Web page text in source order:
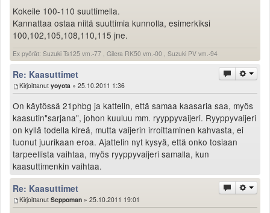
Kokeile 100-110 suuttimella.
Kannattaa ostaa niitä suuttimia kunnolla, esimerkiksi
100,102,105,108,110,115 jne.
Ex pyörät: Suzuki Ts125 vm.-77 , Gilera RK50 vm.-00 , Suzuki PV vm.-94
Re: Kaasuttimet
Kirjoittanut yoyota » 25.10.2011 1:36
On käytössä 21phbg ja kattelin, että samaa kaasaria saa, myös
kaasutin"sarjana", johon kuuluu mm. ryyppyvaijeri. Ryyppyvaijeri
on kyllä todella kireä, mutta vaijerin irroittaminen kahvasta, ei
tuonut juurikaan eroa. Ajattelin nyt kysyä, että onko tosiaan
tarpeellista vaihtaa, myös ryyppyvaijeri samalla, kun
kaasuttimenkin vaihtaa.
Re: Kaasuttimet
Kirjoittanut Seppoman » 25.10.2011 19:01